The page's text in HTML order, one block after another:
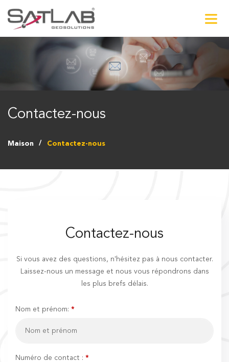
Contactez-nous
Maison Contactez-nous
Contactez-nous
Si vous avez des questions, n'hésitez pas à nous contacter.
Laissez-nous un message et nous vous répondrons dans
les plus brefs délais.
Nom et prénom: *
Numéro de contact : *